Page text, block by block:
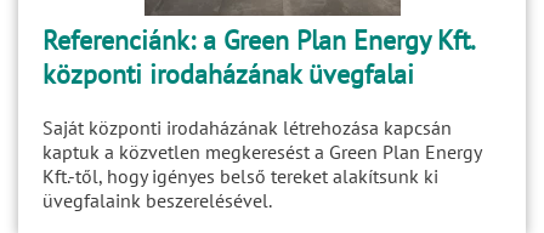
Referenciánk: a Green Plan Energy Kft.
központi irodaházának üvegfalai
Saját központi irodaházának létrehozása kapcsán
kaptuk a közvetlen megkeresést a Green Plan Energy
Kft.-től, hogy igényes belső tereket alakítsunk ki
üvegfalaink beszerelésével.